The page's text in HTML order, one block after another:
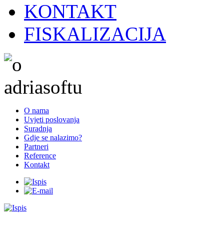
KONTAKT
FISKALIZACIJA
O nama
Uvjeti poslovanja
Suradnja
Gdje se nalazimo?
Partneri
Reference
Kontakt